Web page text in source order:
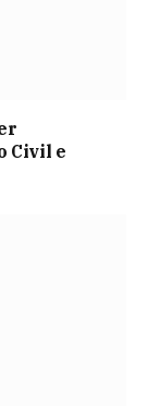
Civil e